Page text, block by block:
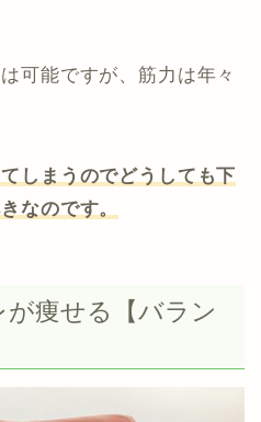
可能ですが、筋力は年々
しまうのでどうしても下
なのです。
痩せる【バラン